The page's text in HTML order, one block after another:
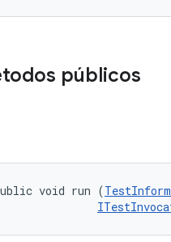
públicos
void run (